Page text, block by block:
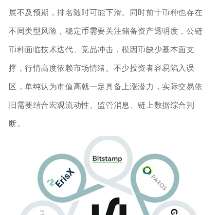
展不及预期，排名随时可能下滑。同时前十币种也存在
不同类型风险，稳定币需要关注储备资产透明度，公链
币种面临技术迭代、竞品冲击，模因币缺少基本面支
撑，行情高度依赖市场情绪。不少投资者容易陷入误
区，单纯认为市值高就一定具备上涨潜力，实际交易依
旧需要结合宏观流动性、监管消息、链上数据综合判
断。